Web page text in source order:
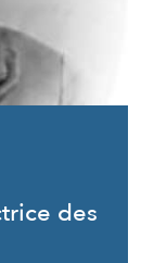
des